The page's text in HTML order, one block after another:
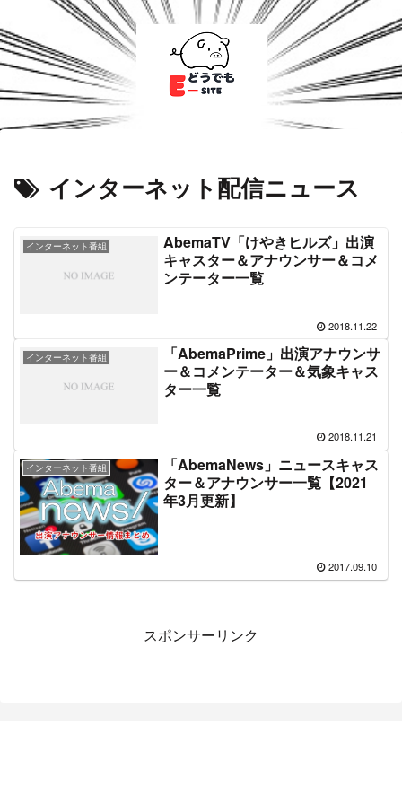
インターネット配信ニュース
インターネット番組
AbemaTV「けやきヒルズ」出演
キャスター＆アナウンサー＆コメ
ンテーター一覧
2018.11.22
インターネット番組
「AbemaPrime」出演アナウンサ
ー＆コメンテーター＆気象キャス
ター一覧
2018.11.21
インターネット番組
「AbemaNews」ニュースキャス
ター＆アナウンサー一覧【2021
年3月更新】
2017.09.10
スポンサーリンク